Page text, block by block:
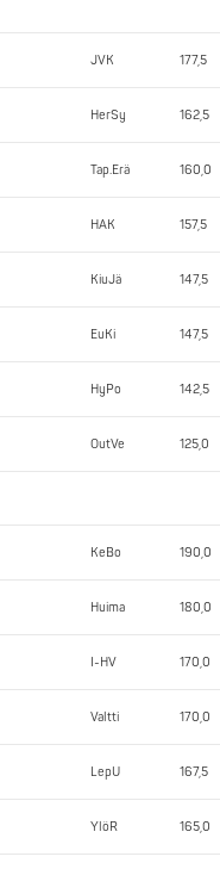
JVK 177,5
HerSy 162,5
Tap.Erä 160,0
HAK 157,5
KiuJä 147,5
EuKi 147,5
HyPo 142,5
OutVe 125,0
KeBo 190,0
Huima 180,0
I-HV 170,0
Valtti 170,0
LepU 167,5
YlöR 165,0